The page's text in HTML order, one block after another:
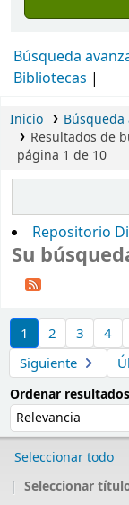
Búsqueda
Bibliotecas
Inicio
Búsqueda
Resultados de
página 1 de 10
Repositorio
Su
1 2 3 4
Siguiente
Ordenar
Seleccionar todo
Seleccionar